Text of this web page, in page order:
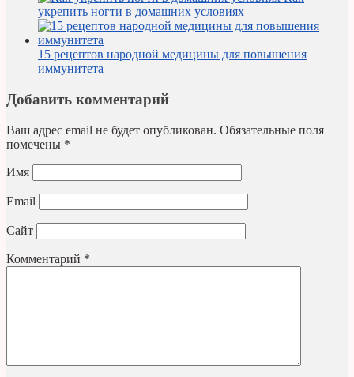
укрепить ногти в домашних условиях
15 рецептов народной медицины для повышения
иммунитета
Добавить комментарий
Ваш адрес email не будет опубликован. Обязательные поля
помечены *
Имя
Email
Сайт
Комментарий *